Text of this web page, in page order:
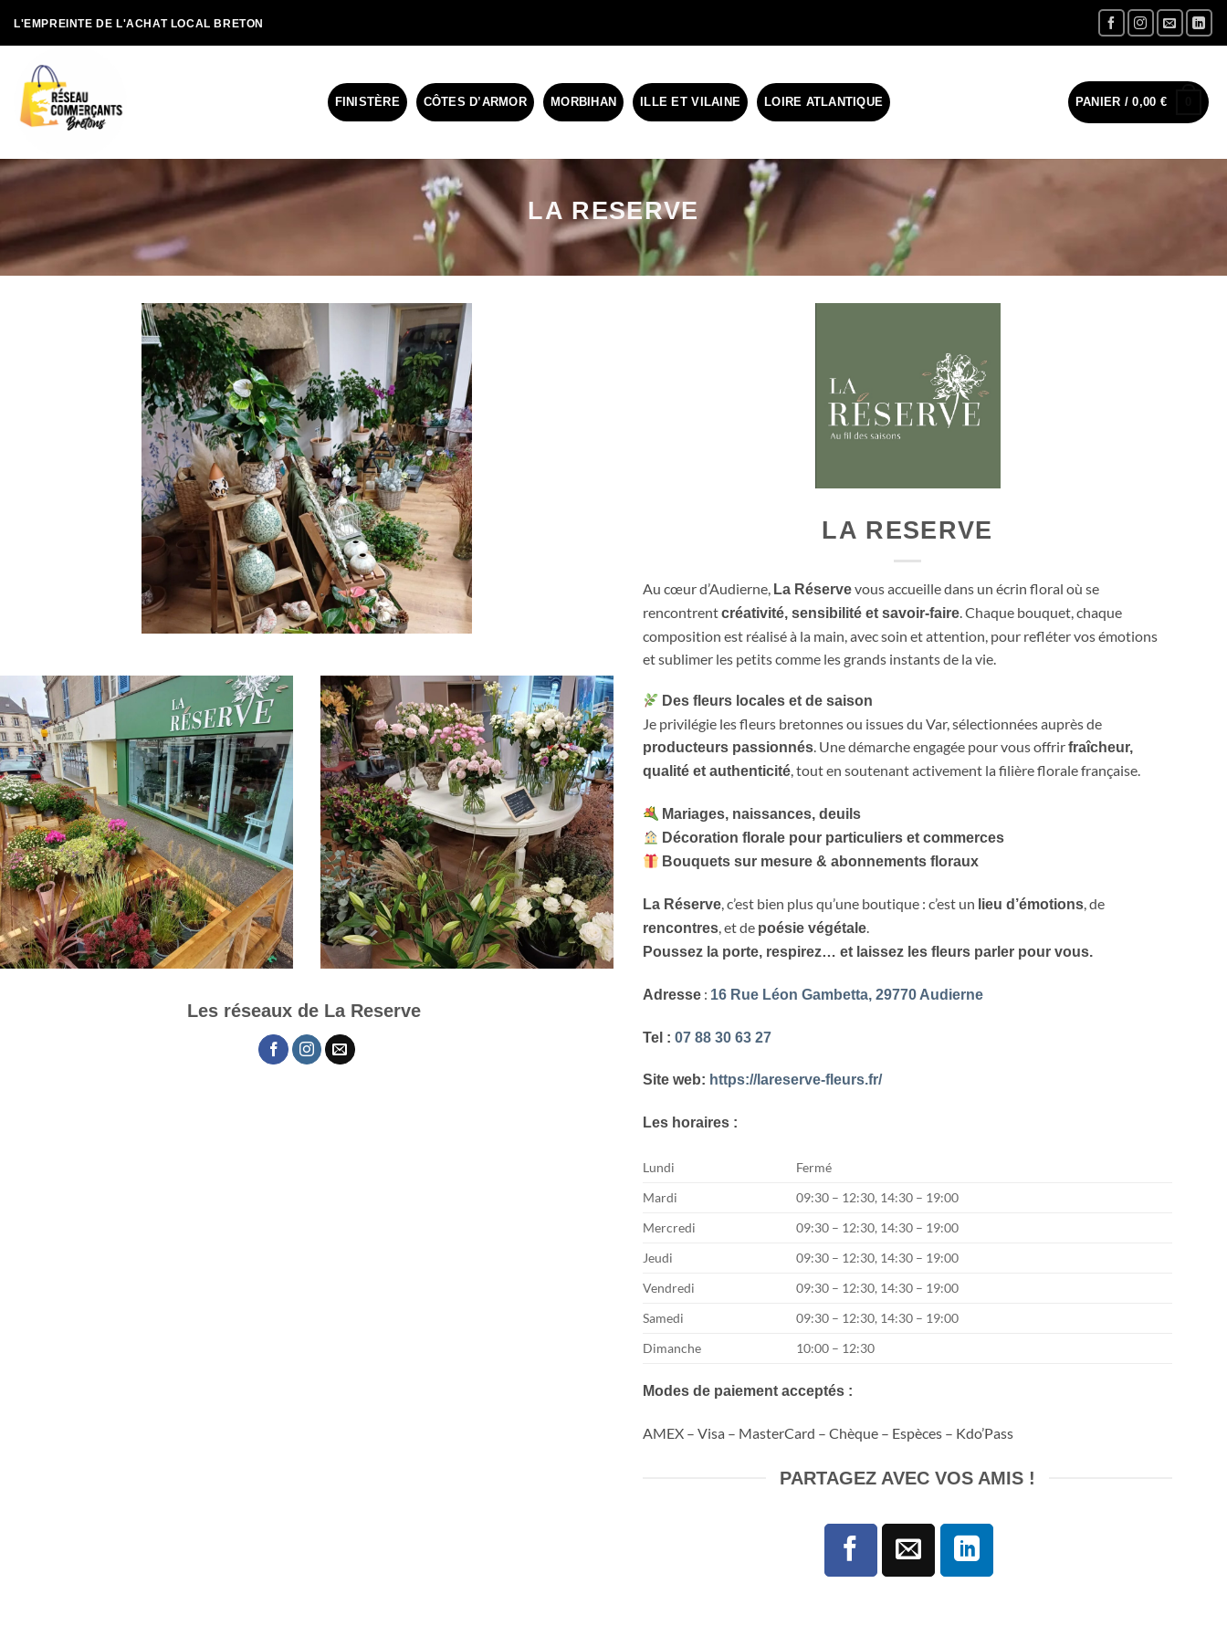
au
L'EMPREINTE DE L'ACHAT LOCAL BRETON
FINISTÈRE CÔTES D’ARMOR MORBIHAN ILLE ET VILAINE LOIRE ATLANTIQUE PANIER /0,00 €
LA RESERVE
Les réseaux de La Reserve
LA RESERVE
Au cœur d’Audierne, La Réservevous accueille dans un écrin floral où se
rencontrentcréativité, sensibilité et savoir-faire . Chaque bouquet, chaque
composition est réalisé à la main, avec soin et attention, pour refléter vos émotions
et sublimer les petits comme les grands instants de la vie.
Des fleurs locales et de saison
Je privilégie les fleurs bretonnes ou issues du Var, sélectionnées auprès de
producteurs passionnés. Une démarche engagée pour vous offrirfraîcheur,
qualité et authenticité, tout en soutenant activement la filière florale française.
Mariages, naissances, deuils
Décoration florale pour particuliers et commerces
Bouquets sur mesure & abonnements floraux
La Réserve, c’est bien plus qu’une boutique : c’est un lieu d’émotions, de
rencontres, et de poésie végétale.
Poussez la porte, respirez… et laissez les fleurs parler pour vous.
Adresse : 16 Rue Léon Gambetta, 29770 Audierne
Tel : 07 88 30 63 27
Site web: https://lareserve-fleurs.fr/
Les horaires :
Lundi
Fermé
Mardi
09:30 – 12:30, 14:30 – 19:00
Mercredi
09:30 – 12:30, 14:30 – 19:00
Jeudi
09:30 – 12:30, 14:30 – 19:00
Vendredi
09:30 – 12:30, 14:30 – 19:00
Samedi
09:30 – 12:30, 14:30 – 19:00
Dimanche
10:00 – 12:30
Modes de paiement acceptés :
AMEX – Visa – MasterCard – Chèque – Espèces – Kdo’Pass
PARTAGEZ AVEC VOS AMIS !